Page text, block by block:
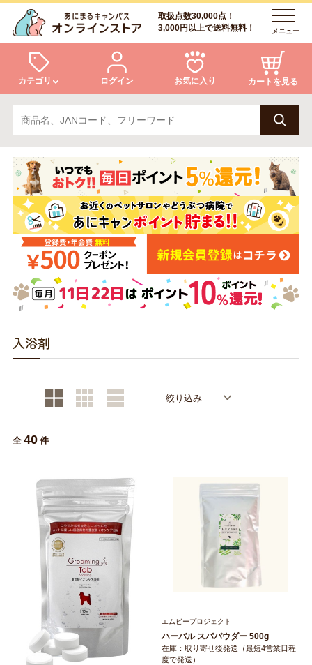
取扱点数30,000点！
3,000円以上で送料無料！
メニュー
カテゴリ
犬 猫
小動物・鳥 アクア・爬虫類・昆虫
ドッグフード キャットフード
美容・ケア用品 服・おさんぽ用品
日用品（デイリー）
トリマーグッズ シニアサポート
ログイン お気に入り カートを見る
ログイン
会員登録
あにまるキャンパスについて
アフターサービス
商品リクエスト
お問い合わせ
入浴剤
絞り込み
全 40 件
エムビープロジェクト
ハーバル スパパウダー 500g
在庫：取り寄せ後発送（最短4営業日程
度で発送）